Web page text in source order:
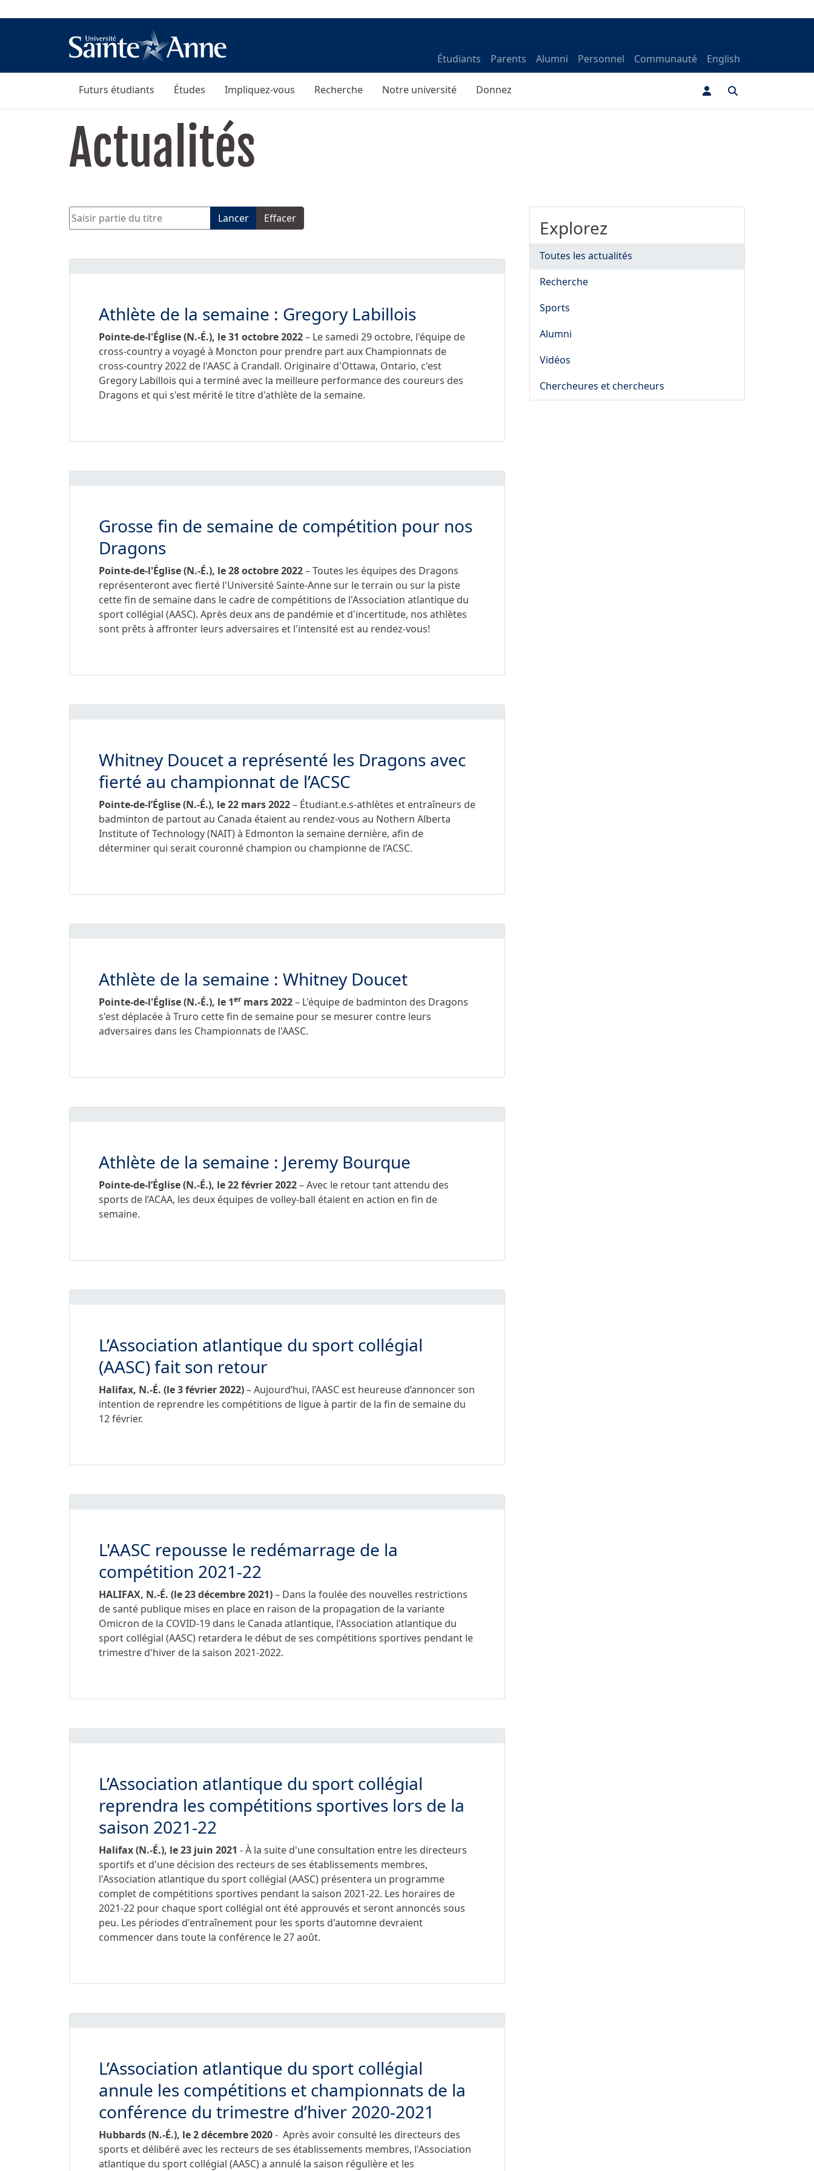
Futurs étudiants Études Impliquez-vous Recherche Notre université Donnez
Actualités
Saisir partie du titre Lancer Effacer
Athlète de la semaine : Gregory Labillois
Pointe-de-l'Église (N.-É.), le31 octobre 2022– Le samedi 29 octobre, l'équipe de
cross-country a voyagé à Moncton pour prendre part aux Championnats de
cross-country 2022 de l'AASC à Crandall. Originaire d'Ottawa, Ontario, c'est
Gregory Labillois qui a terminé avec la meilleure performance des coureurs des
Dragons et qui s'est mérité le titre d'athlète de la semaine.
Grosse fin de semaine de compétition pour nos
Dragons
Pointe-de-l'Église (N.-É.), le28 octobre 2022– Toutes les équipes des Dragons
représenteront avec fierté l'Université Sainte-Anne sur le terrain ou sur la piste
cette fin de semaine dans le cadre de compétitions de l'Association atlantique du
sport collégial (AASC). Après deux ans de pandémie et d'incertitude, nos athlètes
sont prêts à affronter leurs adversaires et l'intensité est au rendez-vous!
Whitney Doucet a représenté les Dragons avec
fierté au championnat de l’ACSC
Pointe-de-l’Église (N.-É.), le22 mars 2022– Étudiant.e.s-athlètes et entraîneurs de
badminton de partout au Canada étaient au rendez-vous au Nothern Alberta
Institute of Technology (NAIT) à Edmonton la semaine dernière, afin de
déterminer qui serait couronné champion ou championne de l’ACSC.
Athlète de la semaine : Whitney Doucet
Pointe-de-l'Église (N.-É.), le 1ermars 2022– L'équipe de badminton des Dragons
s'est déplacée à Truro cette fin de semaine pour se mesurer contre leurs
adversaires dans les Championnats de l'AASC.
Athlète de la semaine : Jeremy Bourque
Pointe-de-l’Église (N.-É.), le22 février 2022– Avec le retour tant attendu des
sports de l’ACAA, les deux équipes de volley-ball étaient en action en fin de
semaine.
L’Association atlantique du sport collégial
(AASC) fait son retour
Halifax, N.-É. (le 3 février 2022)– Aujourd’hui, l’AASC est heureuse d’annoncer son
intention de reprendre les compétitions de ligue à partir de la fin de semaine du
12 février.
L'AASC repousse le redémarrage de la
compétition 2021-22
HALIFAX, N.-É. (le 23 décembre 2021)– Dans la foulée des nouvelles restrictions
de santé publique mises en place en raison de la propagation de la variante
Omicron de la COVID-19 dans le Canada atlantique, l'Association atlantique du
sport collégial (AASC) retardera le début de ses compétitions sportives pendant le
trimestre d'hiver de la saison 2021-2022.
L’Association atlantique du sport collégial
reprendra les compétitions sportives lors de la
saison 2021-22
Halifax (N.-É.), le 23 juin 2021 - À la suite d'une consultation entre les directeurs
sportifs et d'une décision des recteurs de ses établissements membres,
l'Association atlantique du sport collégial (AASC) présentera un programme
complet de compétitions sportives pendant la saison 2021-22. Les horaires de
2021-22 pour chaque sport collégial ont été approuvés et seront annoncés sous
peu. Les périodes d'entraînement pour les sports d'automne devraient
commencer dans toute la conférence le 27 août.
L’Association atlantique du sport collégial
annule les compétitions et championnats de la
conférence du trimestre d’hiver 2020-2021
Hubbards (N.-É.), le 2 décembre 2020- Après avoir consulté les directeurs des
sports et délibéré avec les recteurs de ses établissements membres, l'Association
atlantique du sport collégial (AASC) a annulé la saison régulière et les
Explorez
Toutes les actualités
Recherche
Sports
Alumni
Vidéos
Chercheures et chercheurs